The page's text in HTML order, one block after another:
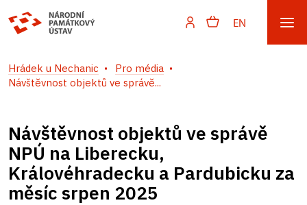
EN
Hrádek u Nechanic
Pro média
Návštěvnost objektů ve správě...
Návštěvnost objektů ve správě
NPÚ na Liberecku,
Královéhradecku a Pardubicku za
měsíc srpen 2025